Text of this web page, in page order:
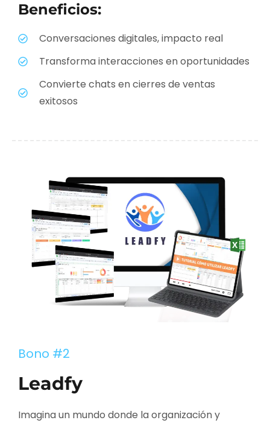
Beneficios:
Conversaciones digitales, impacto real
Transforma interacciones en oportunidades
Convierte chats en cierres de ventas
exitosos
Bono #2
Leadfy
Imagina un mundo donde la organización y